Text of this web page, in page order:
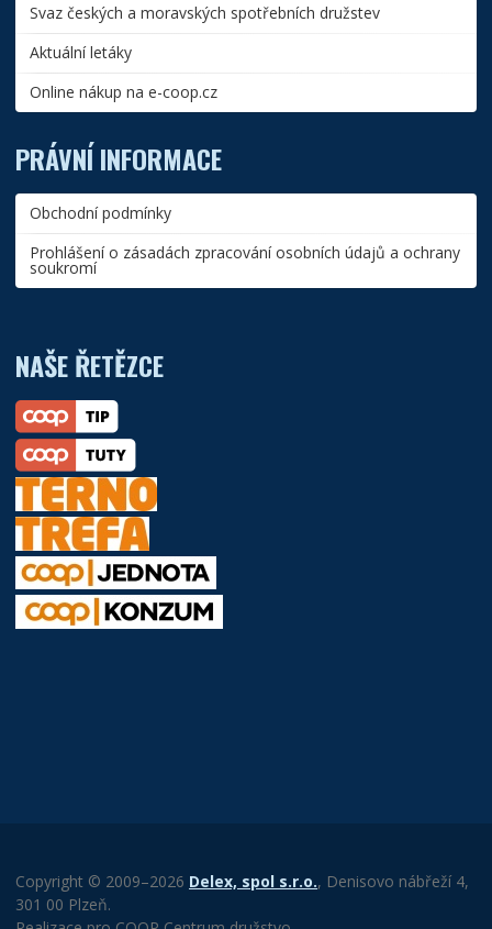
Svaz českých a moravských spotřebních družstev
Aktuální letáky
Online nákup na e-coop.cz
PRÁVNÍ INFORMACE
Obchodní podmínky
Prohlášení o zásadách zpracování osobních údajů a ochrany
soukromí
NAŠE ŘETĚZCE
Copyright © 2009–2026 Delex, spol s.r.o., Denisovo nábřeží 4,
301 00 Plzeň.